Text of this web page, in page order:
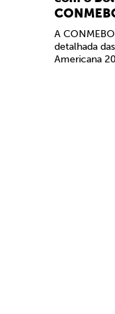
A
detalhada
Americana